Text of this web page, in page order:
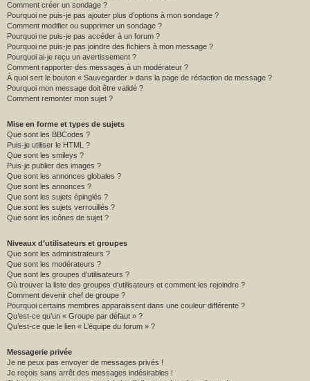
Comment créer un sondage ?
Pourquoi ne puis-je pas ajouter plus d’options à mon sondage ?
Comment modifier ou supprimer un sondage ?
Pourquoi ne puis-je pas accéder à un forum ?
Pourquoi ne puis-je pas joindre des fichiers à mon message ?
Pourquoi ai-je reçu un avertissement ?
Comment rapporter des messages à un modérateur ?
À quoi sert le bouton « Sauvegarder » dans la page de rédaction de message ?
Pourquoi mon message doit être validé ?
Comment remonter mon sujet ?
Mise en forme et types de sujets
Que sont les BBCodes ?
Puis-je utiliser le HTML ?
Que sont les smileys ?
Puis-je publier des images ?
Que sont les annonces globales ?
Que sont les annonces ?
Que sont les sujets épinglés ?
Que sont les sujets verrouillés ?
Que sont les icônes de sujet ?
Niveaux d’utilisateurs et groupes
Que sont les administrateurs ?
Que sont les modérateurs ?
Que sont les groupes d’utilisateurs ?
Où trouver la liste des groupes d’utilisateurs et comment les rejoindre ?
Comment devenir chef de groupe ?
Pourquoi certains membres apparaissent dans une couleur différente ?
Qu’est-ce qu’un « Groupe par défaut » ?
Qu’est-ce que le lien « L’équipe du forum » ?
Messagerie privée
Je ne peux pas envoyer de messages privés !
Je reçois sans arrêt des messages indésirables !